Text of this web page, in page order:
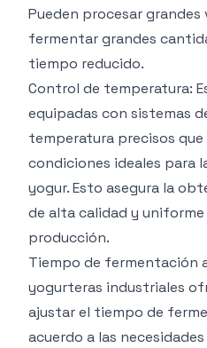
Pueden procesar grandes
fermentar grandes
tiempo reducido.
Control de temperatura:
equipadas con sistemas
temperatura precisos
condiciones ideales para
yogur. Esto asegura la
de alta calidad y
producción.
Tiempo de fermentación
yogurteras industriales
ajustar el tiempo de
acuerdo a las